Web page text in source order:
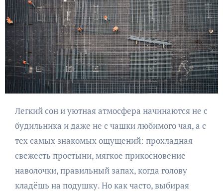
Легкий сон и уютная атмосфера начинаются не с
будильника и даже не с чашки любимого чая, а с
тех самых знакомых ощущений: прохладная
свежесть простыни, мягкое прикосновение
наволочки, правильный запах, когда голову
кладёшь на подушку. Но как часто, выбирая